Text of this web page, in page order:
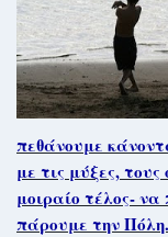
πεθάνουμε
με τις μύξες,
μοιραίο τέλος-
πάρουμε την Πόλη.